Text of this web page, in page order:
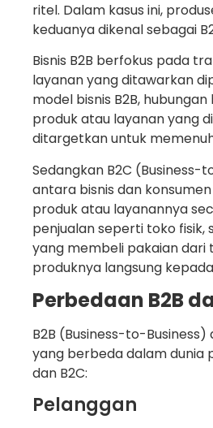
ritel. Dalam kasus ini,
keduanya dikenal sebagai
Bisnis B2B berfokus pada
layanan yang ditawarkan
model bisnis B2B,
produk atau layanan yang
ditargetkan untuk
Sedangkan B2C
antara bisnis dan
produk atau layanannya
penjualan seperti toko fisik,
yang membeli pakaian dari
produknya langsung
Perbedaan B2B
B2B (Business-to-
yang berbeda dalam dunia
dan B2C:
Pelanggan